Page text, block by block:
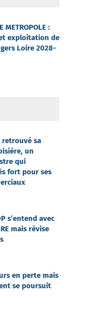
METROPOLE :
exploitation de
Loire 2028-
retrouvé sa
un
qui
fort pour ses
s’entend avec
mais révise
en perte mais
se poursuit